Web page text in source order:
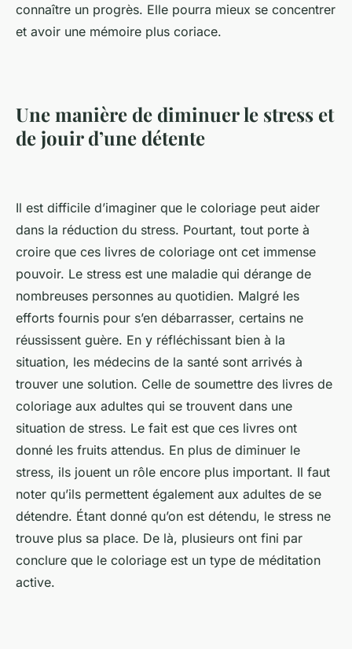
connaître un progrès. Elle pourra mieux se concentrer
et avoir une mémoire plus coriace.
Une manière de diminuer le stress et
de jouir d’une détente
Il est difficile d’imaginer que le coloriage peut aider
dans la réduction du stress. Pourtant, tout porte à
croire que ces livres de coloriage ont cet immense
pouvoir. Le stress est une maladie qui dérange de
nombreuses personnes au quotidien. Malgré les
efforts fournis pour s’en débarrasser, certains ne
réussissent guère. En y réfléchissant bien à la
situation, les médecins de la santé sont arrivés à
trouver une solution. Celle de soumettre des livres de
coloriage aux adultes qui se trouvent dans une
situation de stress. Le fait est que ces livres ont
donné les fruits attendus. En plus de diminuer le
stress, ils jouent un rôle encore plus important. Il faut
noter qu’ils permettent également aux adultes de se
détendre. Étant donné qu’on est détendu, le stress ne
trouve plus sa place. De là, plusieurs ont fini par
conclure que le coloriage est un type de méditation
active.